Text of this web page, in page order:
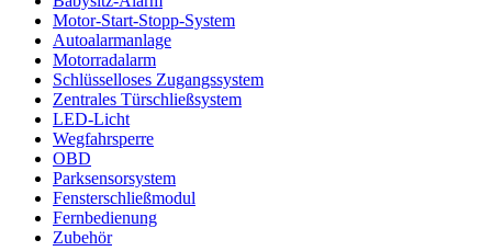
Motor-Start-Stopp-System
Autoalarmanlage
Motorradalarm
Schlüsselloses Zugangssystem
Zentrales Türschließsystem
LED-Licht
Wegfahrsperre
OBD
Parksensorsystem
Fensterschließmodul
Fernbedienung
Zubehör